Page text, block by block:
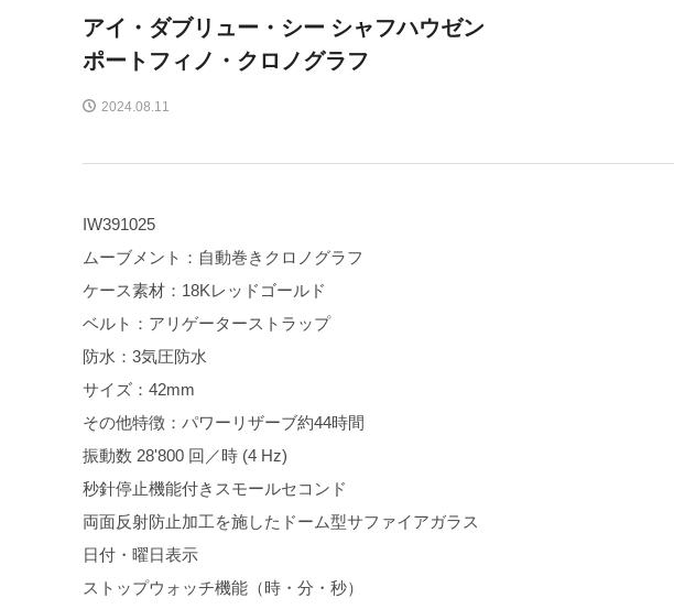
アイ・ダブリュー・シー シャフハウゼン
ポートフィノ・クロノグラフ
2024.08.11
IW391025
ムーブメント：自動巻きクロノグラフ
ケース素材：18Kレッドゴールド
ベルト：アリゲーターストラップ
防水：3気圧防水
サイズ：42mm
その他特徴：パワーリザーブ約44時間
振動数 28'800 回／時 (4 Hz)
秒針停止機能付きスモールセコンド
両面反射防止加工を施したドーム型サファイアガラス
日付・曜日表示
ストップウォッチ機能（時・分・秒）